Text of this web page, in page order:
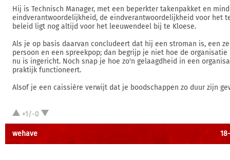
Hij is Technisch Manager, met een beperkter takenpakket en
eindverantwoordelijkheid, de eindverantwoordelijkheid voor het
beleid ligt nog altijd voor het leeuwendeel bij te Kloese.
Als je op basis daarvan concludeert dat hij een stroman is, een
persoon en een spreekpop; dan begrijp je niet hoe de organisatie
nu is ingericht. Noch snap je hoe zo'n gelaagdheid in een
praktijk functioneert.
Alsof je een caissière verwijt dat je boodschappen zo duur zijn
+1/-0
wehave